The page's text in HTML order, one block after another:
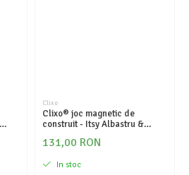
Clixo
Clixo® joc magnetic de
construit - Itsy Albastru &
131,00 RON
In stoc